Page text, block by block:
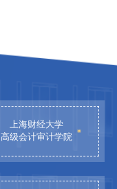
上海财经大学
高级会计审计学院